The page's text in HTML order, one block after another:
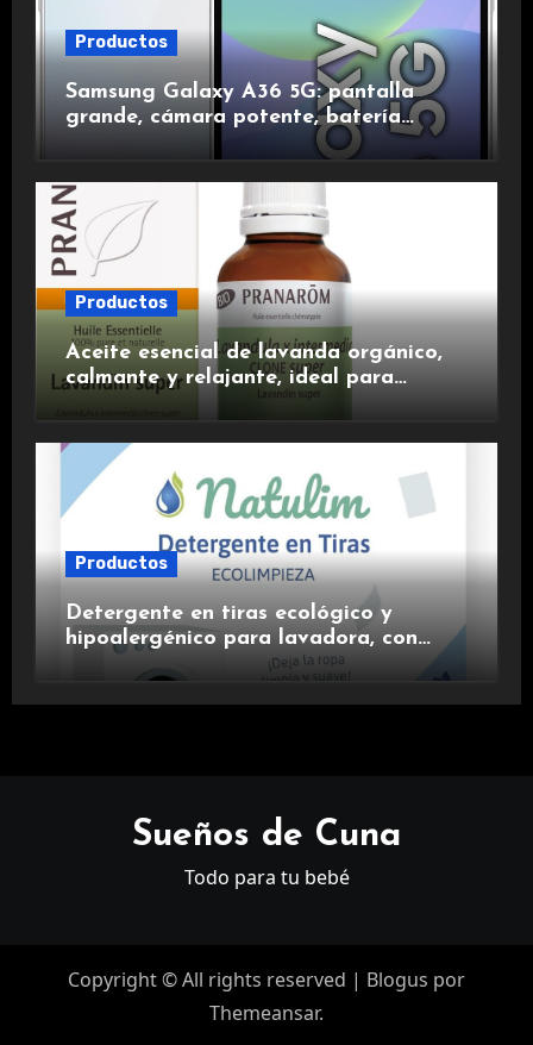
Productos
Samsung Galaxy A36 5G: pantalla
grande, cámara potente, batería
duradera y carga rápida para una
experiencia premium.
Productos
Aceite esencial de lavanda orgánico,
calmante y relajante, ideal para
Productos
Detergente en tiras ecológico y
hipoalergénico para lavadora, con
suavizante incluido y fragancia de
Sueños de Cuna
Todo para tu bebé
Copyright © All rights reserved | Blogus por
Themeansar.